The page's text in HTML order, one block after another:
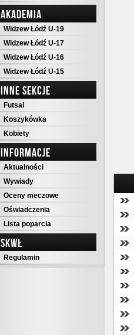
AKADEMIA
Widzew Łódź U-19
Widzew Łódź U-17
Widzew Łódź U-16
Widzew Łódź U-15
INNE SEKCJE
Futsal
Koszykówka
Kobiety
INFORMACJE
Aktualności
Wywiady
Oceny meczowe
Oświadczenia
Lista poparcia
SKWŁ
Regulamin